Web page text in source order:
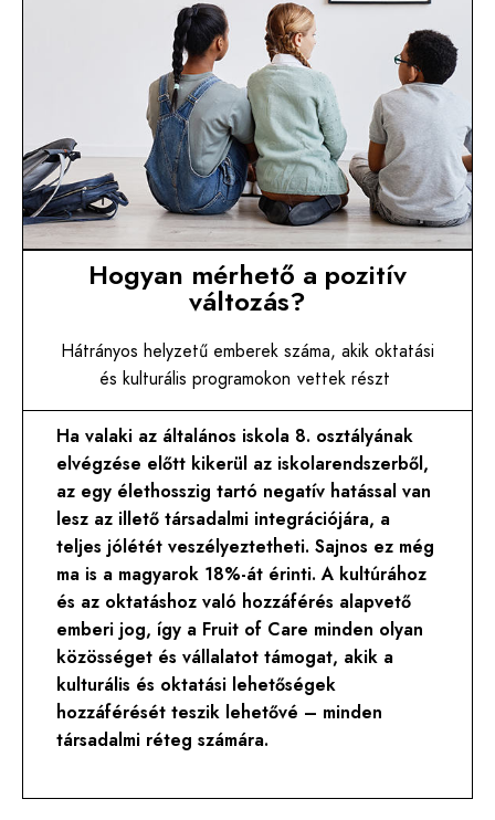
Hogyan mérhető a pozitív
változás?
Hátrányos helyzetű emberek száma, akik oktatási
és kulturális programokon vettek részt
Ha valaki az általános iskola 8. osztályának
elvégzése előtt kikerül az iskolarendszerből,
az egy élethosszig tartó negatív hatással van
lesz az illető társadalmi integrációjára, a
teljes jólétét veszélyeztetheti. Sajnos ez még
ma is a magyarok 18%-át érinti. A kultúrához
és az oktatáshoz való hozzáférés alapvető
emberi jog, így a Fruit of Care minden olyan
közösséget és vállalatot támogat, akik a
kulturális és oktatási lehetőségek
hozzáférését teszik lehetővé – minden
társadalmi réteg számára.